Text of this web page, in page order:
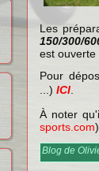
Les
150/300/
est
Pour
...) ICI
À noter
sports.com
Blog de